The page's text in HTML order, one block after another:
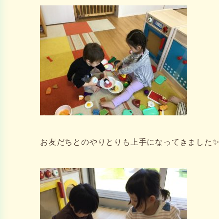
お友だちとのやりとりも上手になってきました